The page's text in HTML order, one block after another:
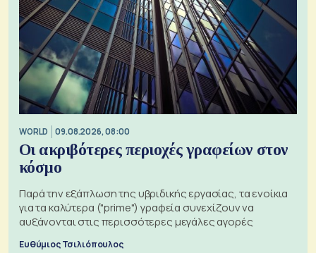
WORLD 09.08.2026, 08:00
Οι ακριβότερες περιοχές γραφείων στον
κόσμο
Παρά την εξάπλωση της υβριδικής εργασίας, τα ενοίκια
για τα καλύτερα ("prime") γραφεία συνεχίζουν να
αυξάνονται στις περισσότερες μεγάλες αγορές
Ευθύμιος Τσιλιόπουλος